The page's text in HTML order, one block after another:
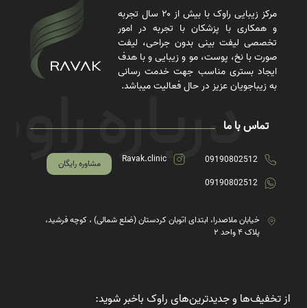
مرکز زیبایی راوک با بیش از ۲۰ سال تجربه
و همکاری با پزشکان با تجربه در امور
تخصصی لیفت بینی بدون جراحی، لیفت
صورت با نخ، پوست، مو و زیبایی و با هدف
ایجاد بستری مناسب جهت خدمت رسانی
به زیباجویان عزیز در حال فعالیت میباشد.
تماس با ما
09190802512
09190802512
Ravak.clinic مشاوره رایگان
خیابان ملاصدرا، ابتدای اتوبان کردستان (ضلع شمالی) ، کوچه فرشید،
پلاک ۴ واحد ۲
از تخفیف‌ها و جدیدترین‌های راوک باخبر شوید: